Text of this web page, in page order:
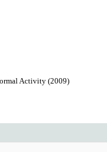
Activity (2009)